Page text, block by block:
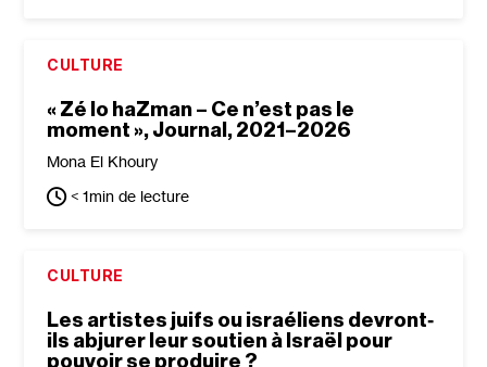
CULTURE
« Zé lo haZman – Ce n’est pas le
moment », Journal, 2021–2026
Mona El Khoury
< 1min de lecture
CULTURE
Les artistes juifs ou israéliens devront‐​
ils abjurer leur soutien à Israël pour
pouvoir se produire ?